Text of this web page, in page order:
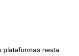
plataformas nesta